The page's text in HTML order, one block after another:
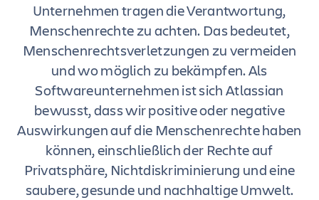
Unternehmen tragen die Verantwortung,
Menschenrechte zu achten. Das bedeutet,
Menschenrechtsverletzungen zu vermeiden
und wo möglich zu bekämpfen. Als
Softwareunternehmen ist sich Atlassian
bewusst, dass wir positive oder negative
Auswirkungen auf die Menschenrechte haben
können, einschließlich der Rechte auf
Privatsphäre, Nichtdiskriminierung und eine
saubere, gesunde und nachhaltige Umwelt.